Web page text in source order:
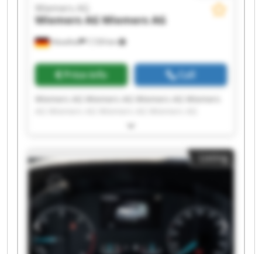
Hövelhof 7,729 km
Wiemers AG
Wiemers AGWiemers AG
Price info Call
Wiemers AG Wiemers AG Wiemers AG Wiemers
Wiemers AG Wiemers AG Wiemers AG Wiemers
Wiemers AG Wiemers AG Wiemers AG Wiemers
AG Wiemers AG Wiemers AG
Listing